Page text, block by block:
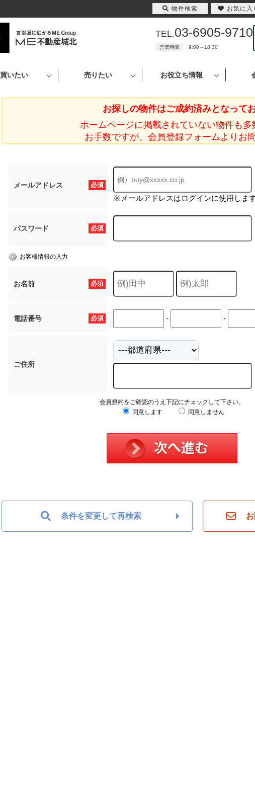
TEL.03-6905-9710
営業時間 9:00～18:30
買いたい 売りたい お役立ち情報
お探しの物件はご成約済みとなってお
ホームページに掲載されていない物件も多
お手数ですが、会員登録フォームよりお
必須
メールアドレス
※メールアドレスはログインに使用します
必須
パスワード
お客様情報の入力
必須
お名前
必須
電話番号 - -
ご住所
会員規約をご確認のうえ下記にチェックして下さい。
同意します
同意しません
条件を変更して再検索
物件検索 お気に入